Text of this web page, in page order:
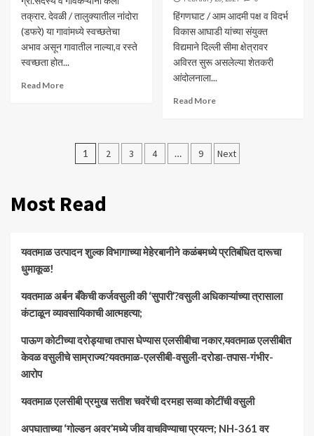
तक्रार. देवळी / तालुक्यातील नांदोरा
(डफरे) या गावांमध्ये स्वच्छतेचा
अभाव असून गावातील नाल्या,व रस्ते
स्वच्छता होत...
Read More
हिंगणघाट / आम आदमी पक्ष व विदर्भ
विकास आघाडी यांच्या संयुक्त
विद्यमाने दिल्ली सीमा क्षेत्रावर
अविरत सुरू असलेल्या शेतकरी
आंदोलनाला...
Read More
Posts
1 2 3 4 … 9 Next
Most Read
यवतमाळ उत्पादन शुल्क विभागाच्या मेहेरबानीने कळंबमध्ये प्रतिबंधित दारूचा
धुमाकूळ!
​यवतमाळ अर्बन बँकेची कर्जवसुली की ‘सुपारी’?वसुली अधिकाऱ्यांच्या त्रासाला
कंटाळून व्यावसायिकाची आत्महत्या;
पाऊण कोटीच्या दरोड्याचा तपास घेण्यास एलसीबीचा नकार,यवतमाळ एलसीबीत
केवळ वसुलीचे साम्राज्य?यवतमाळ-एलसीबी-वसुली-दरोडा-तपास-गंभीर-
आरोप
यवतमाळ एलसीबी प्रमुख सतीश चवरेंची दरमहा सव्वा कोटींची वसुली
अपघाताच्या ‘गोल्डन अवर’मध्ये जीव वाचविण्याचा प्रयत्न; NH-361 वर